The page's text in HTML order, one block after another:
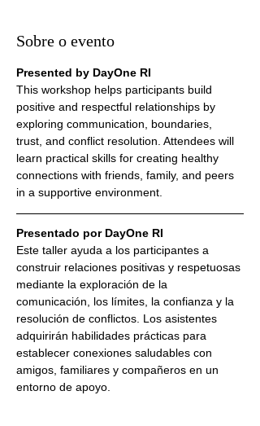
Sobre o evento
Presented by DayOne RI
This workshop helps participants build
positive and respectful relationships by
exploring communication, boundaries,
trust, and conflict resolution. Attendees will
learn practical skills for creating healthy
connections with friends, family, and peers
in a supportive environment.
Presentado por DayOne RI
Este taller ayuda a los participantes a
construir relaciones positivas y respetuosas
mediante la exploración de la
comunicación, los límites, la confianza y la
resolución de conflictos. Los asistentes
adquirirán habilidades prácticas para
establecer conexiones saludables con
amigos, familiares y compañeros en un
entorno de apoyo.